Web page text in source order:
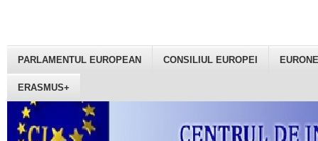
PARLAMENTUL EUROPEAN CONSILIUL EUROPEI
ERASMUS+